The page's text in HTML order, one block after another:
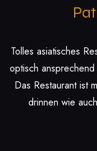
Tolles asiatisches
optisch
Das Restaurant ist
drinnen wie
reservieren.